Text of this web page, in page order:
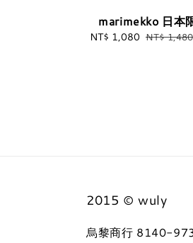
marimekko 日本
Sale
NT$ 1,080 Regular
NT$ 1,480
2015 © wuly
烏黎商行 8140-